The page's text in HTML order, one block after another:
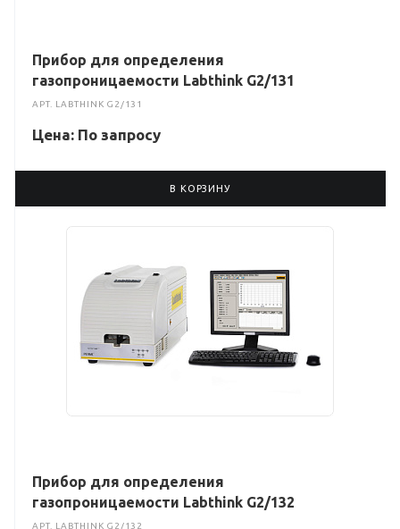
Прибор для определения
газопроницаемости Labthink G2/131
АРТ. LABTHINK G2/131
Цена: По запросу
В КОРЗИНУ
Прибор для определения
газопроницаемости Labthink G2/132
АРТ. LABTHINK G2/132